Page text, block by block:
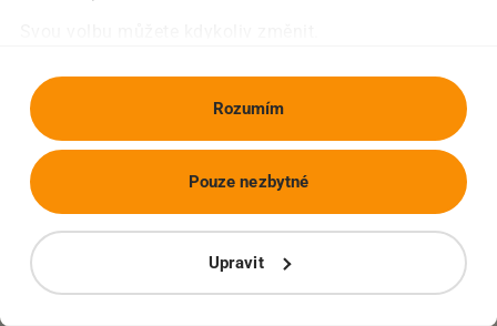
Rozumím
Upravit
Pouze nezbytné